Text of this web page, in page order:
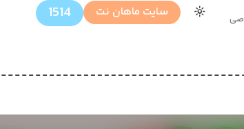
سایت ماهان نت 1514